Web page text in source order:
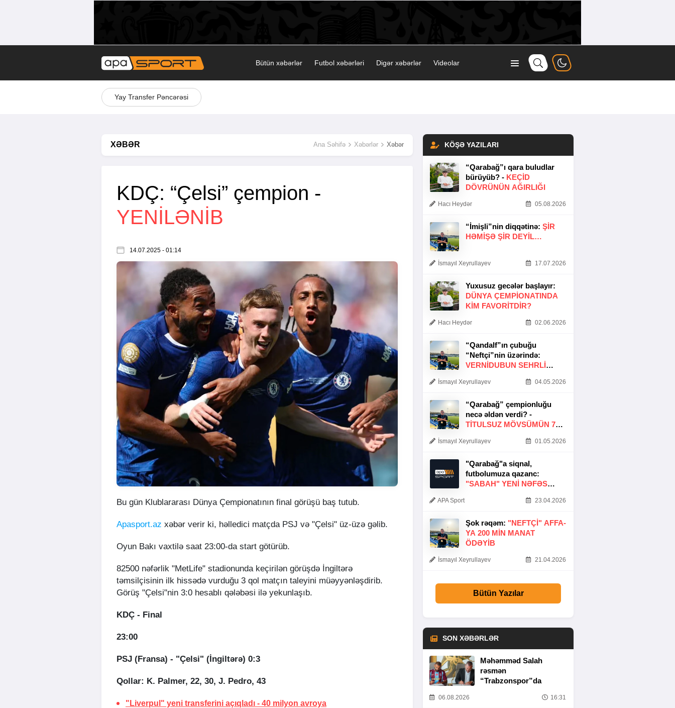
Bütün xəbərlər Futbol xəbərləri Digər xəbərlər Videolar
Yay Transfer Pəncərəsi
XƏBƏR Ana Səhifə Xəbərlər Xəbər
KDÇ: “Çelsi” çempion -
YENİLƏNİB
14.07.2025 - 01:14
Bu gün Klublararası Dünya Çempionatının final görüşü baş tutub.
Apasport.az xəbər verir ki, həlledici matçda PSJ və "Çelsi" üz-üzə gəlib.
Oyun Bakı vaxtilə saat 23:00-da start götürüb.
82500 nəfərlik "MetLife" stadionunda keçirilən görüşdə İngiltərə
təmsilçisinin ilk hissədə vurduğu 3 qol matçın taleyini müəyyənləşdirib.
Görüş "Çelsi"nin 3:0 hesablı qələbəsi ilə yekunlaşıb.
KDÇ - Final
23:00
PSJ (Fransa) - "Çelsi" (İngiltərə) 0:3
Qollar: K. Palmer, 22, 30, J. Pedro, 43
"Liverpul" yeni transferini açıqladı - 40 milyon avroya
KÖŞƏ YAZILARI
“Qarabağ”ı qara buludlar
bürüyüb? - KEÇID
DÖVRÜNÜN AĞIRLIĞI
Hacı Heydər 05.08.2026
“İmişli”nin diqqətinə: ŞIR
HƏMIŞƏ ŞIR DEYIL…
İsmayıl Xeyrullayev 17.07.2026
Yuxusuz gecələr başlayır:
DÜNYA ÇEMPIONATINDA
KIM FAVORITDIR?
Hacı Heydər 02.06.2026
“Qandalf”ın çubuğu
“Neftçi”nin üzərində:
VERNİDUBUN SEHRLİ
İsmayıl Xeyrullayev 04.05.2026
“Qarabağ” çempionluğu
necə əldən verdi? -
TITULSUZ MÖVSÜMÜN 7
İsmayıl Xeyrullayev 01.05.2026
"Qarabağ"a siqnal,
futbolumuza qazanc:
"SABAH" YENI NƏFƏS
APA Sport 23.04.2026
Şok rəqəm: "NEFTÇI" AFFA-
YA 200 MIN MANAT
ÖDƏYIB
İsmayıl Xeyrullayev 21.04.2026
Bütün Yazılar
SON XƏBƏRLƏR
Məhəmməd Salah
rəsmən
“Trabzonspor”da
06.08.2026 16:31